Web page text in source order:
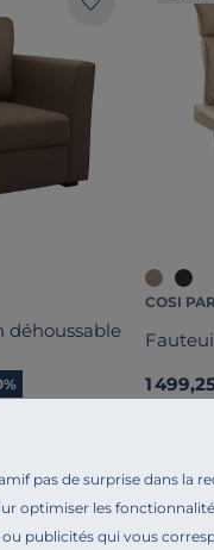
pas de surprise dans la
optimiser les
publicités qui vous
déhoussable
COSI
1